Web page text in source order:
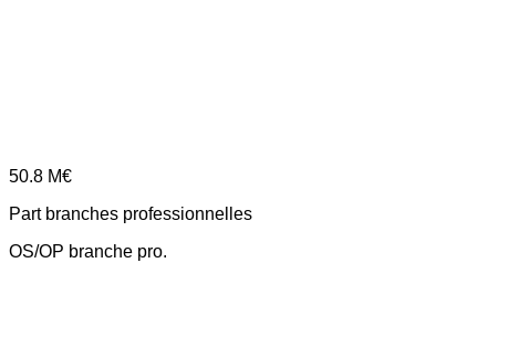
50.8 M€
Part branches professionnelles
OS/OP branche pro.